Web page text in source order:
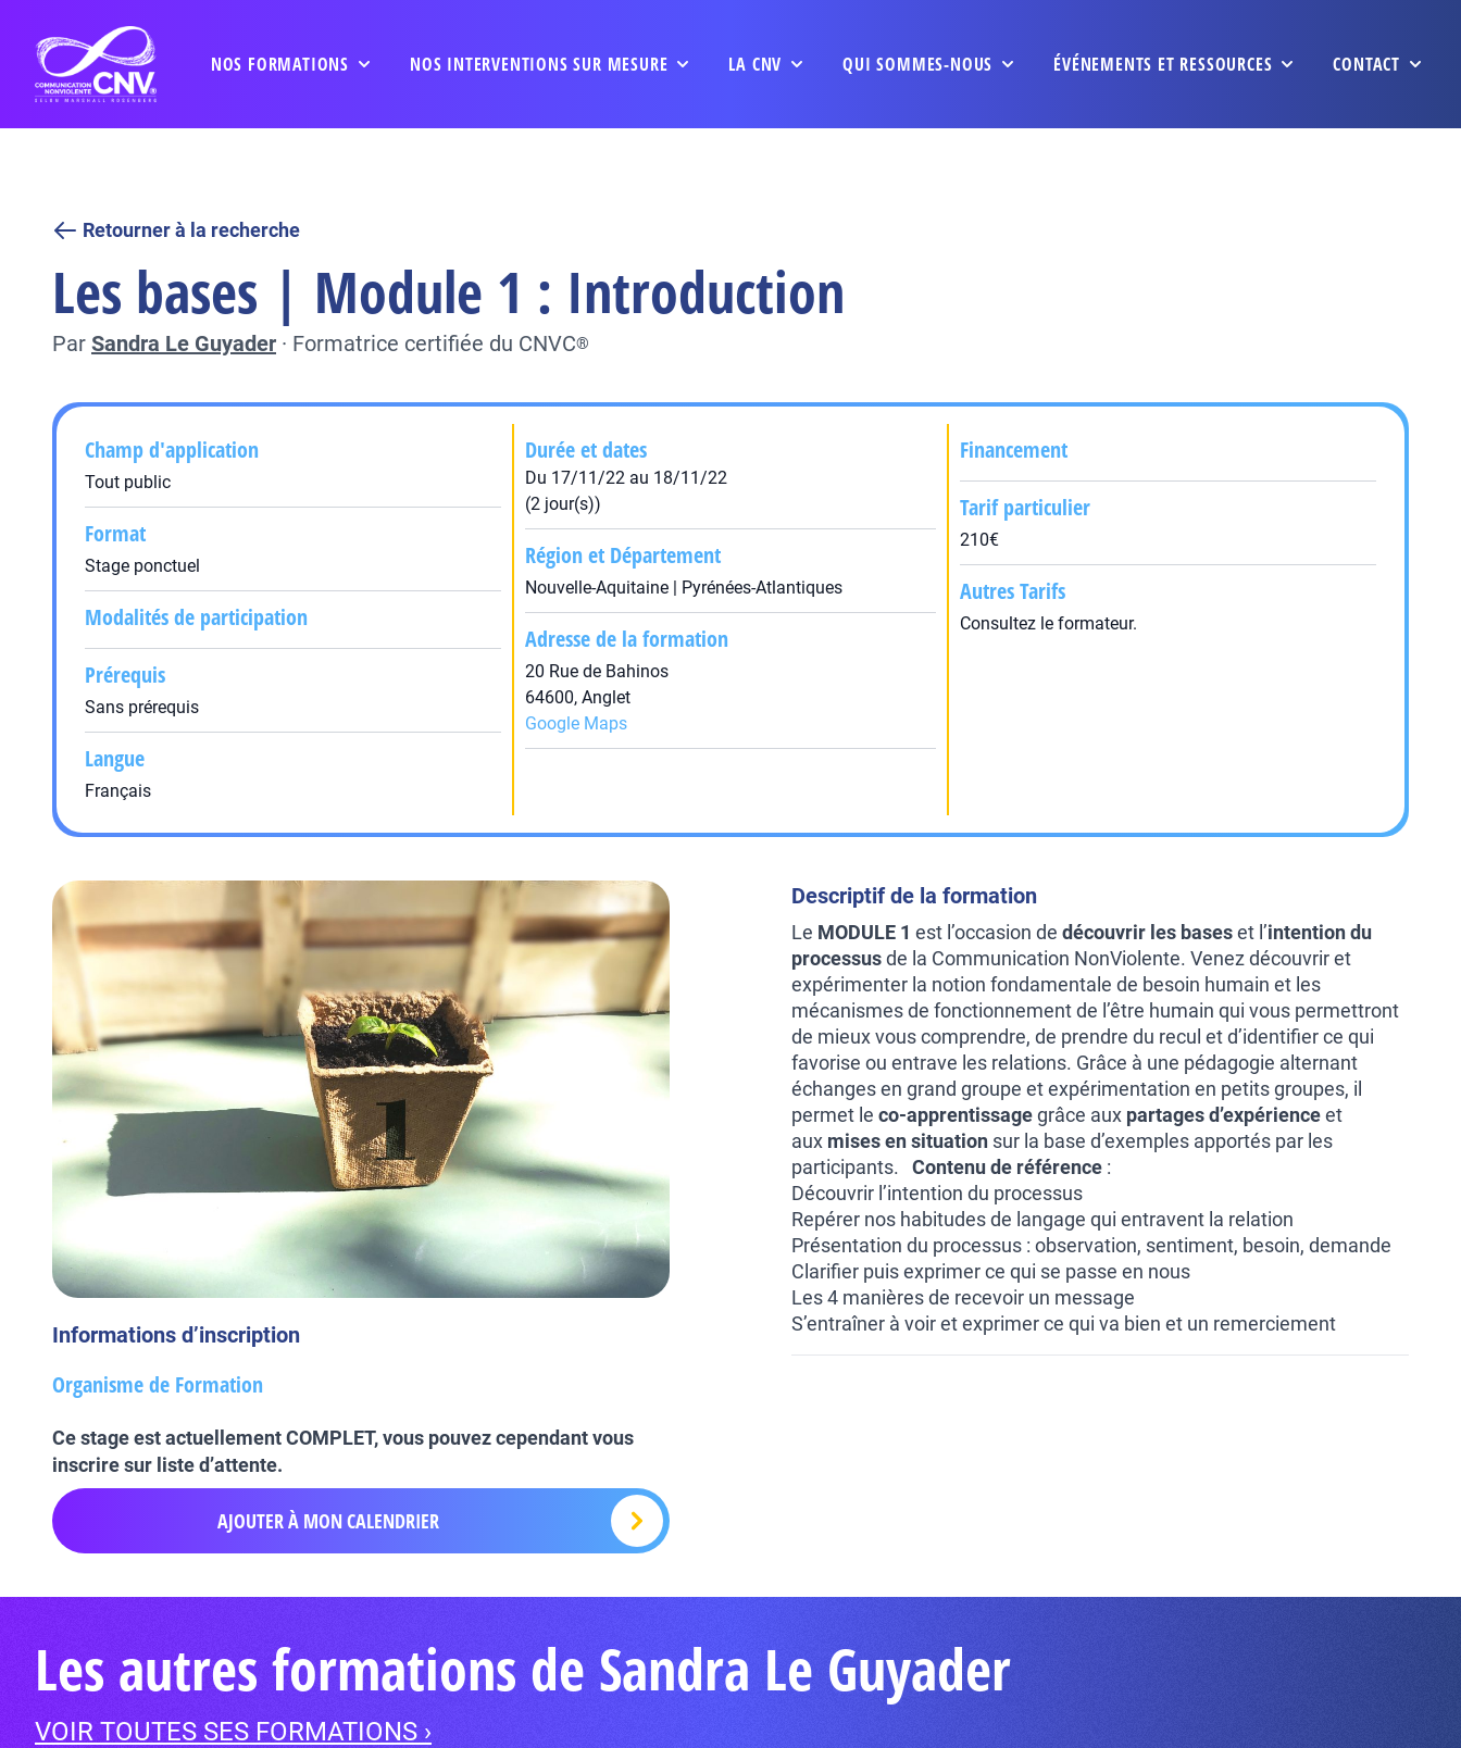
NOS FORMATIONS NOS INTERVENTIONS SUR MESURE LA CNV QUI SOMMES-NOUS ÉVÉNEMENTS ET RESSOURCES CONTACT
Retourner à la recherche
Les bases | Module 1 : Introduction
Par Sandra Le Guyader · Formatrice certifiée du CNVC®
Champ d'application
Tout public
Format
Stage ponctuel
Modalités de participation
Prérequis
Sans prérequis
Langue
Français
Durée et dates
Du 17/11/22 au 18/11/22
(2 jour(s))
Région et Département
Nouvelle-Aquitaine | Pyrénées-Atlantiques
Adresse de la formation
20 Rue de Bahinos
64600, Anglet
Google Maps
Financement
Tarif particulier
210€
Autres Tarifs
Consultez le formateur.
Informations d’inscription
Organisme de Formation
Ce stage est actuellement COMPLET, vous pouvez cependant vous
inscrire sur liste d’attente.
AJOUTER À MON CALENDRIER
Descriptif de la formation
Le MODULE 1 est l’occasion de découvrir les baseset l’intention du
processusde la Communication NonViolente. Venez découvrir et
expérimenter la notion fondamentale de besoin humain et les
mécanismes de fonctionnement de l’être humain qui vous permettront
de mieux vous comprendre, de prendre du recul et d’identifier ce qui
favorise ou entrave les relations. Grâce à une pédagogie alternant
échanges en grand groupe et expérimentation en petits groupes, il
permet le co-apprentissagegrâce aux partages d’expérienceet
aux mises en situation sur la base d’exemples apportés par les
participants. Contenu de référence :
Découvrir l’intention du processus
Repérer nos habitudes de langage qui entravent la relation
Présentation du processus : observation, sentiment, besoin, demande
Clarifier puis exprimer ce qui se passe en nous
Les 4 manières de recevoir un message
S’entraîner à voir et exprimer ce qui va bien et un remerciement
Les autres formations de Sandra Le Guyader
VOIR TOUTES SES FORMATIONS ›